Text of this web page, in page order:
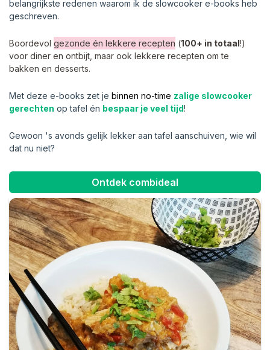
belangrijkste redenen waarom ik de slowcooker e-books heb
geschreven.
Boordevol gezonde én lekkere recepten (100+ in totaal!)
voor diner en ontbijt, maar ook lekkere recepten om te
bakken en desserts.
Met deze e-books zet je binnen no-time zalige slowcooker
gerechten op tafel én bespaar je veel tijd!
Gewoon 's avonds gelijk lekker aan tafel aanschuiven, wie wil
dat nu niet?
Ontdek combideal